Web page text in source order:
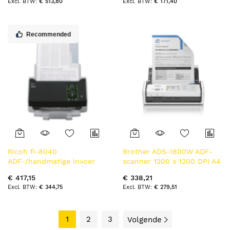
technologie en LCD-
Recommended
Ricoh fi-8040
ADF-/handmatige invoer
Zwart, Grijs
€ 417,15
€ 344,75
Brother ADS-1800W ADF-
scanner 1200 x 1200 DPI A4
€ 338,21
€ 279,51
1 2 3 Volgende